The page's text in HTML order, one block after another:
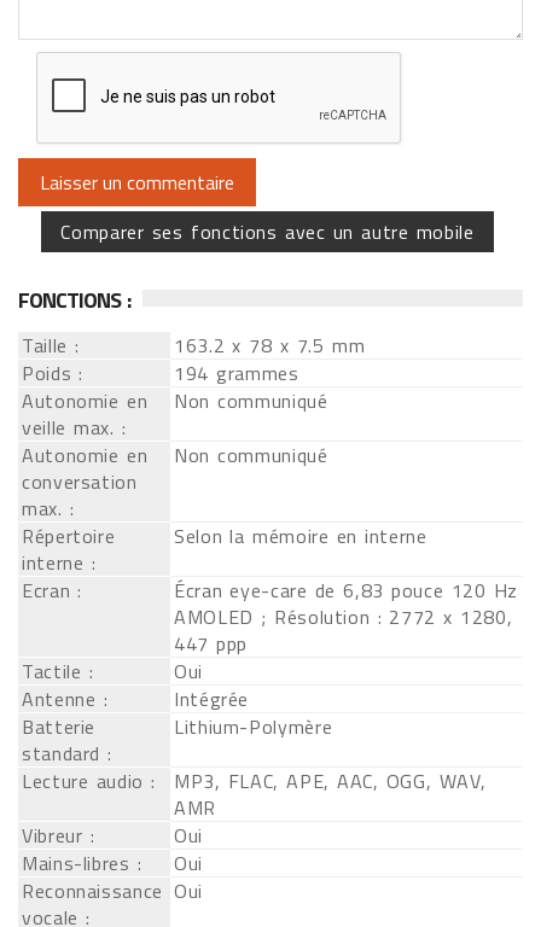
Comparer ses fonctions avec un autre mobile
FONCTIONS :
Taille :
163.2 x 78 x 7.5 mm
Poids :
194 grammes
Autonomie en
veille max. :
Non communiqué
Autonomie en
conversation
max. :
Non communiqué
Répertoire
interne :
Selon la mémoire en interne
Ecran :
Écran eye-care de 6,83 pouce 120 Hz
AMOLED ; Résolution : 2772 x 1280,
447 ppp
Tactile :
Oui
Antenne :
Intégrée
Batterie
standard :
Lithium-Polymère
Lecture audio :
MP3, FLAC, APE, AAC, OGG, WAV,
AMR
Vibreur :
Oui
Mains-libres :
Oui
Reconnaissance
vocale :
Oui